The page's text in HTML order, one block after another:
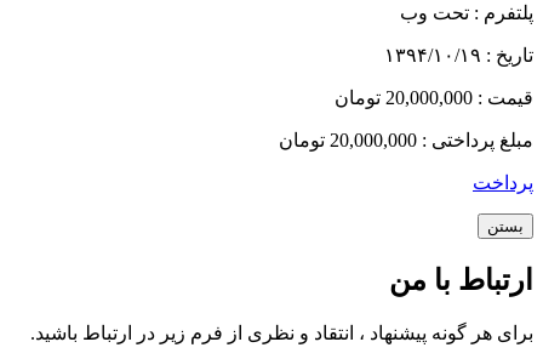
پلتفرم : تحت وب
تاریخ :
قیمت :
مبلغ پرداختی :
پرداخت
بستن
ارتباط با من
برای هر گونه پیشنهاد ، انتقاد و نظری از فرم زیر در ارتباط باشید.